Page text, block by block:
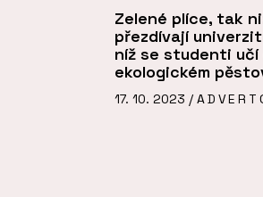
Zelené plíce, tak
přezdívají
níž se studenti učí
ekologickém
17. 10. 2023 /